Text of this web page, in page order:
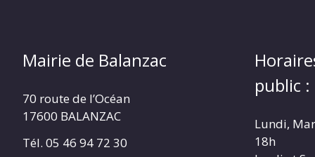
Mairie de Balanzac
70 route de l’Océan
17600 BALANZAC
Tél. 05 46 94 72 30
public :
Lundi,
18h